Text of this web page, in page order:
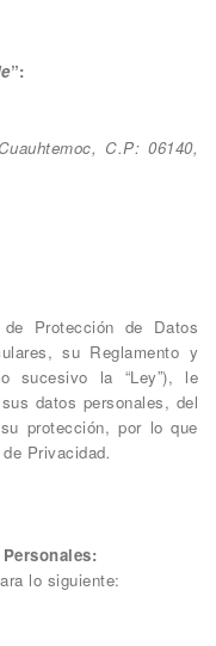
”:
C.P: 06140,
Protección de Datos
su Reglamento y
sucesivo la “Ley”), le
datos personales, del
protección, por lo que
Privacidad.
lo siguiente: